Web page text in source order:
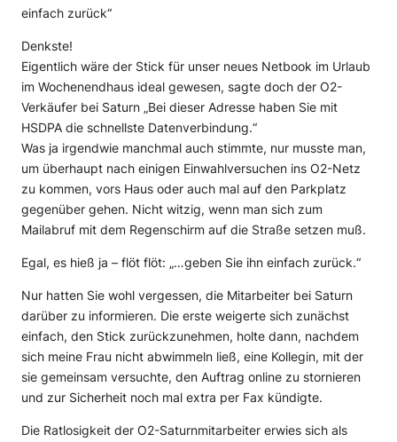
einfach zurück“
Denkste!
Eigentlich wäre der Stick für unser neues Netbook im Urlaub
im Wochenendhaus ideal gewesen, sagte doch der O2-
Verkäufer bei Saturn „Bei dieser Adresse haben Sie mit
HSDPA die schnellste Datenverbindung.“
Was ja irgendwie manchmal auch stimmte, nur musste man,
um überhaupt nach einigen Einwahlversuchen ins O2-Netz
zu kommen, vors Haus oder auch mal auf den Parkplatz
gegenüber gehen. Nicht witzig, wenn man sich zum
Mailabruf mit dem Regenschirm auf die Straße setzen muß.
Egal, es hieß ja – flöt flöt: „…geben Sie ihn einfach zurück.“
Nur hatten Sie wohl vergessen, die Mitarbeiter bei Saturn
darüber zu informieren. Die erste weigerte sich zunächst
einfach, den Stick zurückzunehmen, holte dann, nachdem
sich meine Frau nicht abwimmeln ließ, eine Kollegin, mit der
sie gemeinsam versuchte, den Auftrag online zu stornieren
und zur Sicherheit noch mal extra per Fax kündigte.
Die Ratlosigkeit der O2-Saturnmitarbeiter erwies sich als